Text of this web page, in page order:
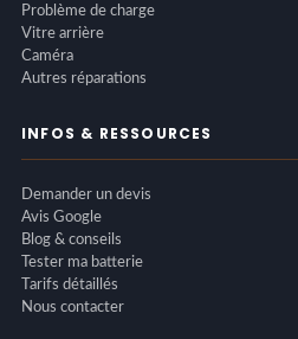
Problème de charge
Vitre arrière
Caméra
Autres réparations
INFOS & RESSOURCES
Demander un devis
Avis Google
Blog & conseils
Tester ma batterie
Tarifs détaillés
Nous contacter